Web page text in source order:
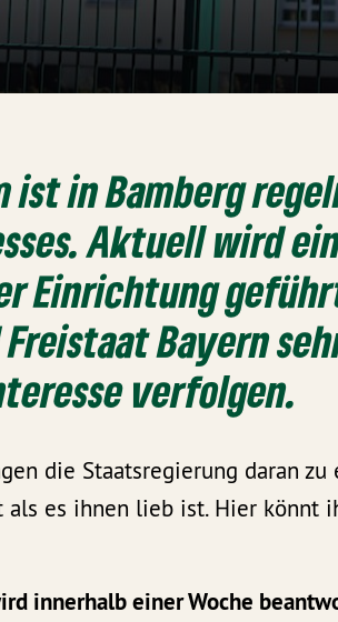
ist in Bamberg
Aktuell wird
Einrichtung
Bayern
verfolgen.
die Staatsregierung daran zu
als es ihnen lieb ist. Hier könnt
innerhalb einer Woche